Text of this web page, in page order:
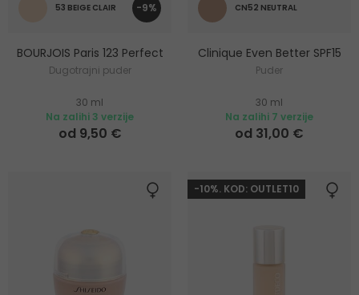
-9%
53 BEIGE CLAIR
BOURJOIS Paris 123 Perfect
Dugotrajni puder
30 ml
Na zalihi 3 verzije
od 9,50 €
CN52 NEUTRAL
Clinique Even Better SPF15
Puder
30 ml
Na zalihi 7 verzije
od 31,00 €
-10%. KOD: OUTLET10